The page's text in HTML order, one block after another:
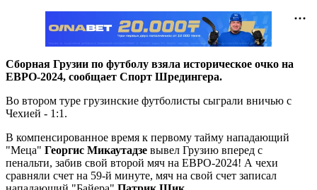
Сборная Грузии по футболу взяла историческое очко на
ЕВРО-2024, сообщает Спорт Шредингера.
Во втором туре грузинские футболисты сыграли вничью с
Чехией - 1:1.
В компенсированное время к первому тайму нападающий
"Меца" Георгис Микаутадзе вывел Грузию вперед с
пенальти, забив свой второй мяч на ЕВРО-2024! А чехи
сравняли счет на 59-й минуте, мяч на свой счет записал